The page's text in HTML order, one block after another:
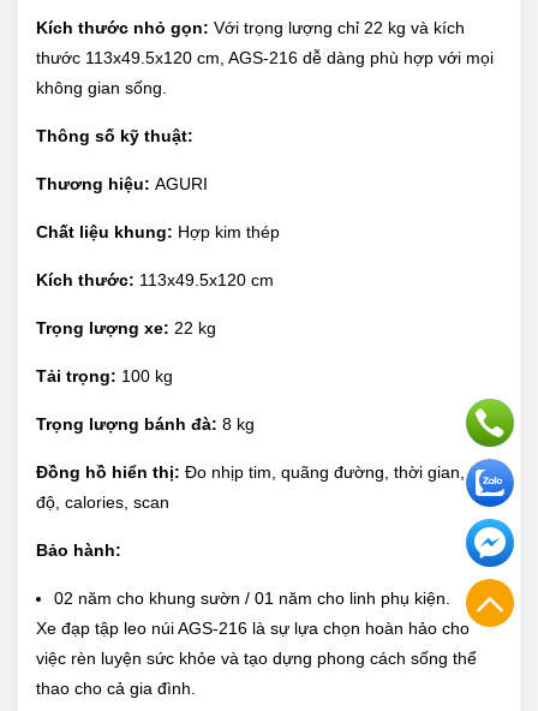
Kích thước nhỏ gọn: Với trọng lượng chỉ 22 kg và kích
thước 113x49.5x120 cm, AGS-216 dễ dàng phù hợp với mọi
không gian sống.
Thông số kỹ thuật:
Thương hiệu: AGURI
Chất liệu khung: Hợp kim thép
Kích thước: 113x49.5x120 cm
Trọng lượng xe: 22 kg
Tải trọng: 100 kg
Trọng lượng bánh đà: 8 kg
Đồng hồ hiển thị: Đo nhịp tim, quãng đường, thời gian, tốc
độ, calories, scan
Bảo hành:
02 năm cho khung sườn / 01 năm cho linh phụ kiện.
Xe đạp tập leo núi AGS-216 là sự lựa chọn hoàn hảo cho
việc rèn luyện sức khỏe và tạo dựng phong cách sống thể
thao cho cả gia đình.